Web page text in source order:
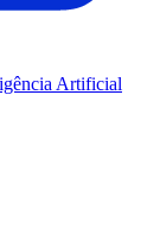
Artificial